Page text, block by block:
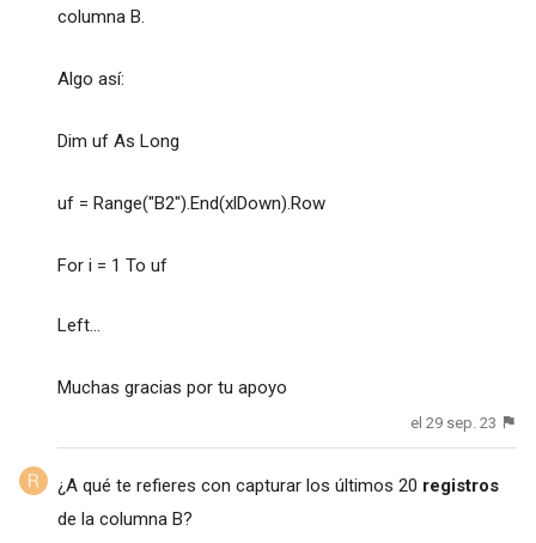
columna B.
Algo así:
Dim uf As Long
uf = Range("B2").End(xlDown).Row
For i = 1 To uf
Left...
Muchas gracias por tu apoyo
el 29 sep. 23
¿A qué te refieres con capturar los últimos 20 registros
de la columna B?